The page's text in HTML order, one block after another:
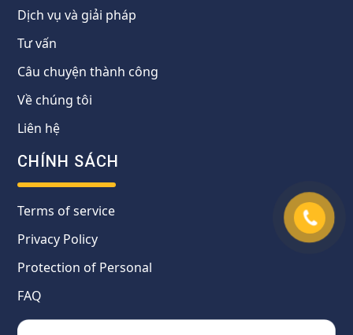
Dịch vụ và giải pháp
Tư vấn
Câu chuyện thành công
Về chúng tôi
Liên hệ
CHÍNH SÁCH
Terms of service
Privacy Policy
Protection of Personal
FAQ